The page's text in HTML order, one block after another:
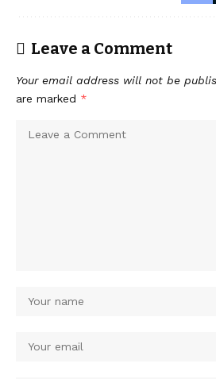
Leave a Comment
Your email address will not be
are marked *